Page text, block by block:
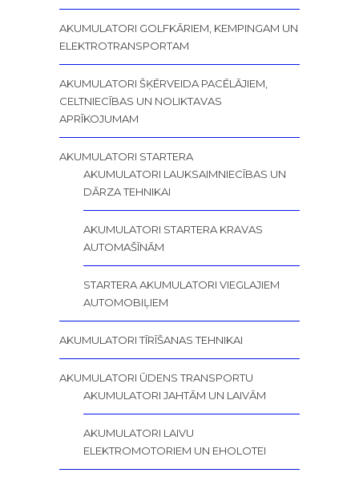
AKUMULATORI GOLFKĀRIEM, KEMPINGAM UN
ELEKTROTRANSPORTAM
AKUMULATORI ŠĶĒRVEIDA PACĒLĀJIEM,
CELTNIECĪBAS UN NOLIKTAVAS
APRĪKOJUMAM
AKUMULATORI STARTERA
AKUMULATORI LAUKSAIMNIECĪBAS UN
DĀRZA TEHNIKAI
AKUMULATORI STARTERA KRAVAS
AUTOMAŠĪNĀM
STARTERA AKUMULATORI VIEGLAJIEM
AUTOMOBIĻIEM
AKUMULATORI TĪRĪŠANAS TEHNIKAI
AKUMULATORI ŪDENS TRANSPORTU
AKUMULATORI JAHTĀM UN LAIVĀM
AKUMULATORI LAIVU
ELEKTROMOTORIEM UN EHOLOTEI